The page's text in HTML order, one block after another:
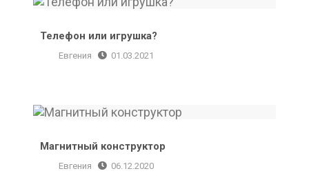
Телефон или игрушка?
Евгения 01.03.2021
Магнитный конструктор
Евгения 06.12.2020